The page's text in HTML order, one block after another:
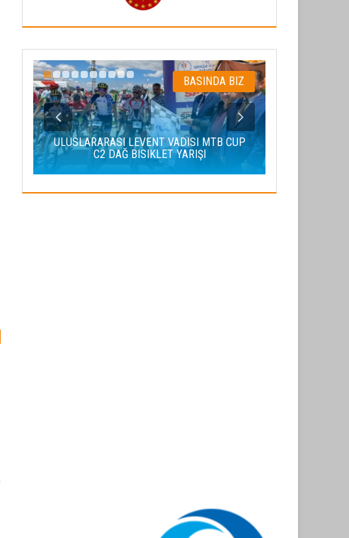
BASINDA BIZ
ULUSLARARASI LEVENT VADISI MTB CUP
C2 DAĞ BISIKLET YARIŞI